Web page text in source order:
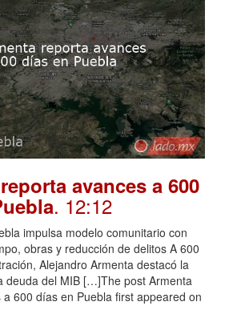
avances a 600
. 12:12
impulsa modelo comunitario con
obras y reducción de delitos A 600
Alejandro Armenta destacó la
deuda del MIB […]The post Armenta
600 días en Puebla first appeared on